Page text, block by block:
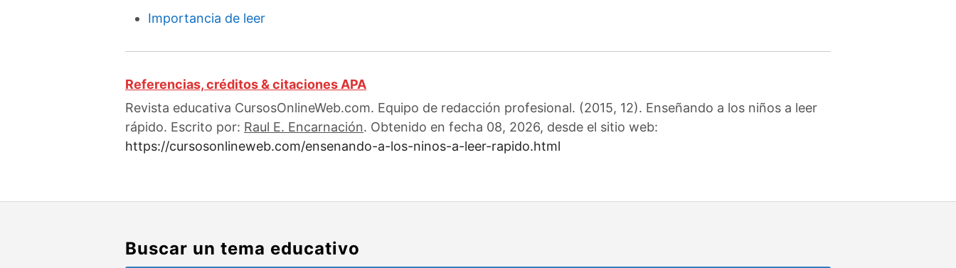
Importancia de leer
Referencias, créditos & citaciones APA
Revista educativa CursosOnlineWeb.com. Equipo de redacción profesional. (2015, 12). Enseñando a los niños a leer
rápido. Escrito por: Raul E. Encarnación. Obtenido en fecha 08, 2026, desde el sitio web:
https://cursosonlineweb.com/ensenando-a-los-ninos-a-leer-rapido.html
Buscar un tema educativo